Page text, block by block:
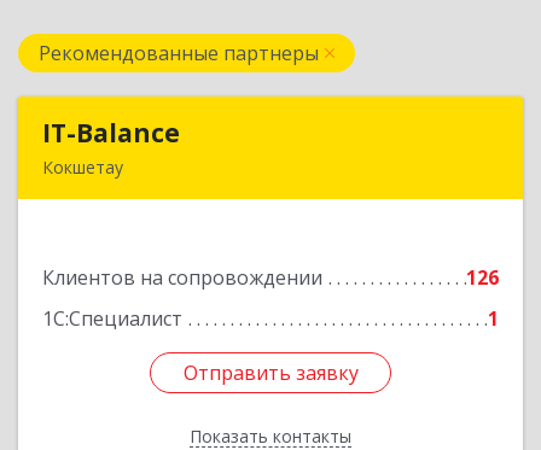
Рекомендованные партнеры
IT-Balance
Кокшетау
Клиентов на сопровождении
126
1С:Специалист
1
Отправить заявку
Показать контакты
Отправить заявку
Назад